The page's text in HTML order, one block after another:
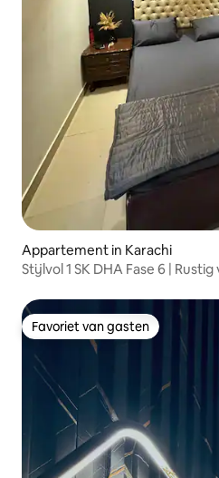
Appartement in Karachi
Stijlvol 1 SK DHA Fase 6 |
Favoriet van gasten
Favoriet van gasten